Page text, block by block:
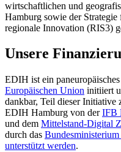
wirtschaftlichen und
Hamburg sowie der
regionale Innovation (RIS3)
Unsere
EDIH ist ein
Europäischen Union initiiert
dankbar, Teil dieser Initiative
EDIH Hamburg von derIFB
und dem Mittelstand-Digital
durch das
unterstützt werden.